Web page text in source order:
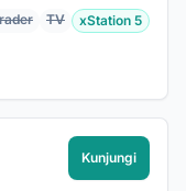
TV xStation 5
Kunjungi